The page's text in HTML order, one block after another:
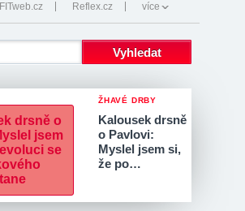
FITweb.cz Reflex.cz více
ŽHAVÉ DRBY
Kalousek drsně
o Pavlovi:
Myslel jsem si,
že po…